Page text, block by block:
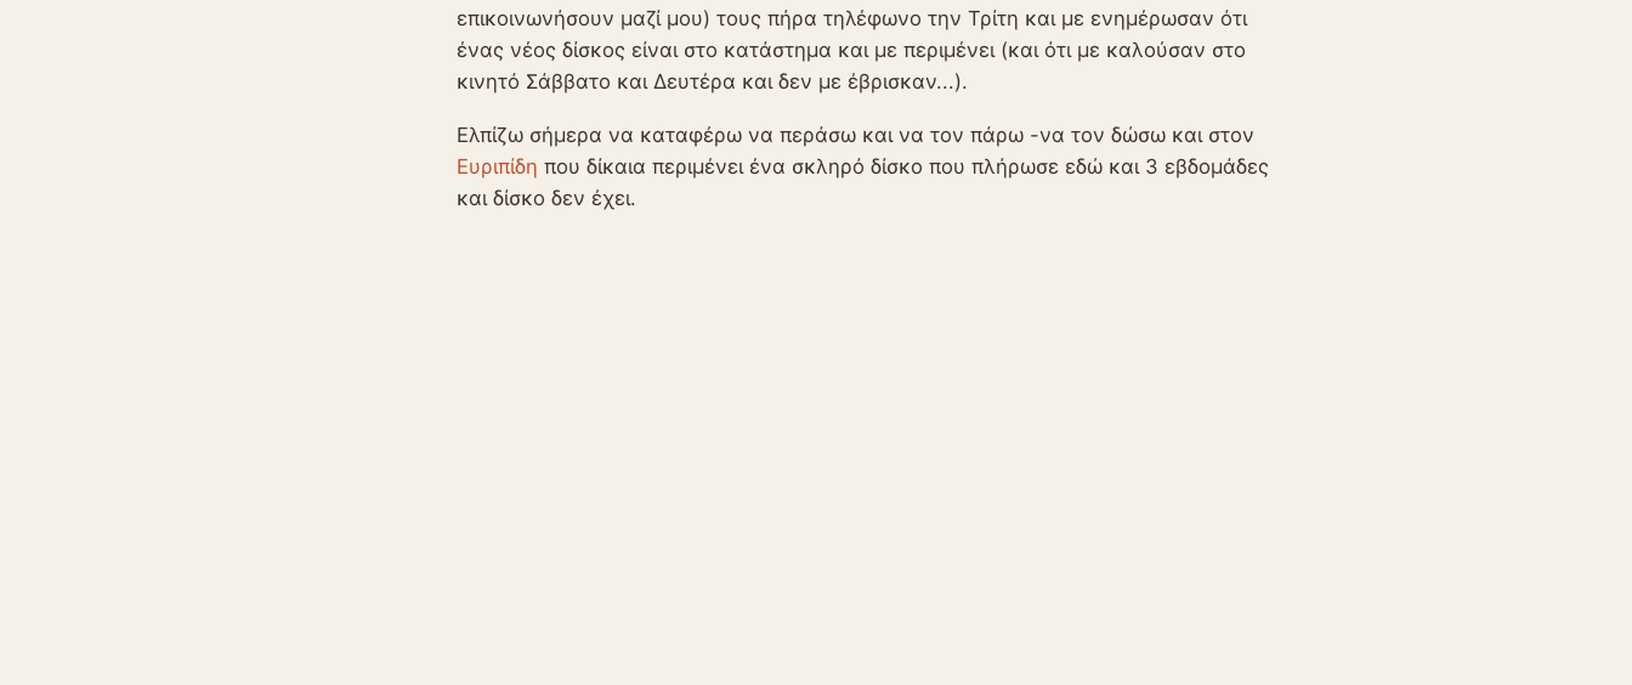
επικοινωνήσουν μαζί μου) τους πήρα τηλέφωνο την Τρίτη και με ενημέρωσαν ότι
ένας νέος δίσκος είναι στο κατάστημα και με περιμένει (και ότι με καλούσαν στο
κινητό Σάββατο και Δευτέρα και δεν με έβρισκαν...).
Ελπίζω σήμερα να καταφέρω να περάσω και να τον πάρω -να τον δώσω και στον
Ευριπίδη που δίκαια περιμένει ένα σκληρό δίσκο που πλήρωσε εδώ και 3 εβδομάδες
και δίσκο δεν έχει.